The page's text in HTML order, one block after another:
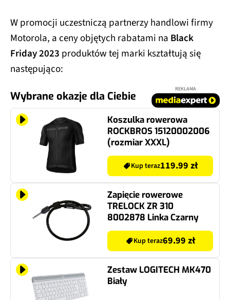
W promocji uczestniczą partnerzy handlowi firmy
Motorola, a ceny objętych rabatami na Black
Friday 2023 produktów tej marki kształtują się
następująco:
Wybrane okazje dla Ciebie
REKLAMA
Koszulka rowerowa
ROCKBROS 15120002006
(rozmiar XXXL)
Kup teraz119.99 zł
Zapięcie rowerowe
TRELOCK ZR 310
8002878 Linka Czarny
Kup teraz69.99 zł
Zestaw LOGITECH MK470
Biały